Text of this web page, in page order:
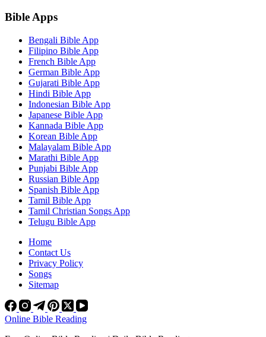
Bible Apps
Bengali Bible App
Filipino Bible App
French Bible App
German Bible App
Gujarati Bible App
Hindi Bible App
Indonesian Bible App
Japanese Bible App
Kannada Bible App
Korean Bible App
Malayalam Bible App
Marathi Bible App
Punjabi Bible App
Russian Bible App
Spanish Bible App
Tamil Bible App
Tamil Christian Songs App
Telugu Bible App
Home
Contact Us
Privacy Policy
Songs
Sitemap
Online Bible Reading